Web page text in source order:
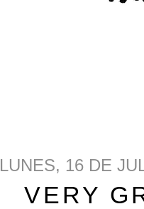
LUNES, 16 DE
VERY